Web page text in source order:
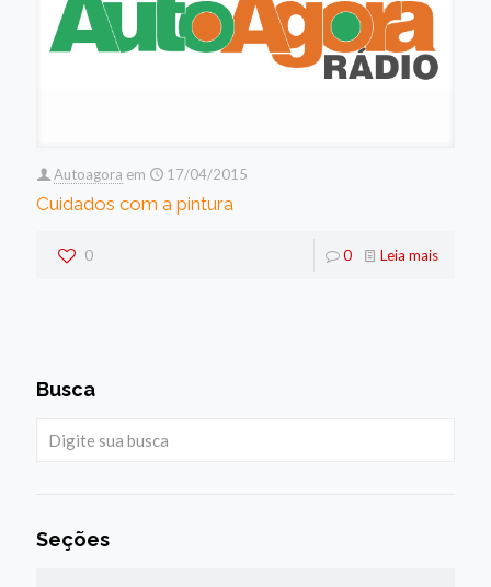
Autoagora em 17/04/2015
Cuidados com a pintura
0 0 Leia mais
Busca
Seções